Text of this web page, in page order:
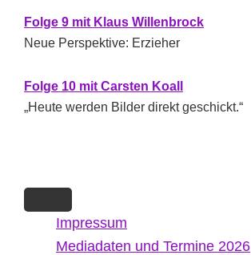
Folge 9 mit Klaus Willenbrock
Neue Perspektive: Erzieher
Folge 10 mit Carsten Koall
„Heute werden Bilder direkt geschickt.“
Impressum
Mediadaten und Termine 2026